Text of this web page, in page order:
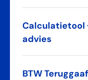
Calculatietool
advies
BTW